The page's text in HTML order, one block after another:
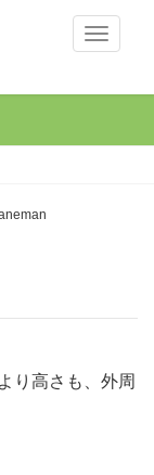
メ
ニ
り高さも、外周